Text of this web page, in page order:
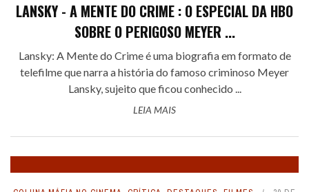
LANSKY - A MENTE DO CRIME : O ESPECIAL DA HBO
SOBRE O PERIGOSO MEYER ...
Lansky: A Mente do Crime é uma biografia em formato de
telefilme que narra a história do famoso criminoso Meyer
Lansky, sujeito que ficou conhecido ...
LEIA MAIS